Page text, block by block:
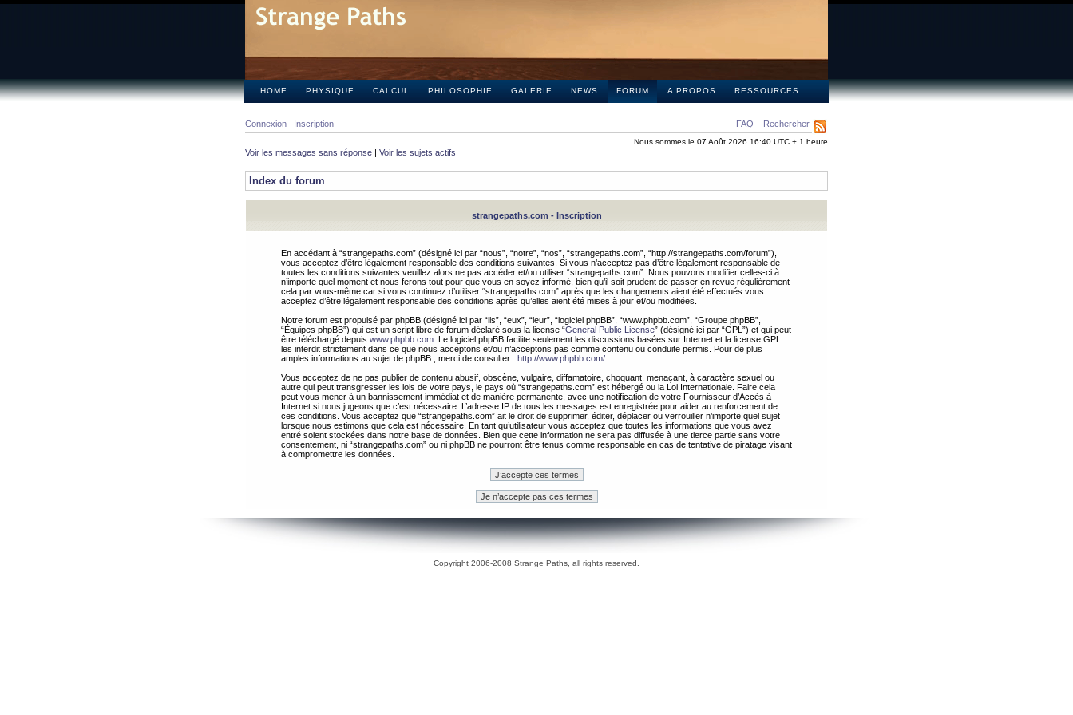
HOME PHYSIQUE CALCUL PHILOSOPHIE GALERIE NEWS FORUM A PROPOS RESSOURCES
FAQ Rechercher
Connexion Inscription
Nous sommes le 07 Août 2026 16:40 UTC + 1 heure
Voir les messages sans réponse | Voir les sujets actifs
Index du forum
strangepaths.com - Inscription
En accédant à “strangepaths.com” (désigné ici par “nous”, “notre”, “nos”, “strangepaths.com”, “http://strangepaths.com/forum”),
vous acceptez d’être légalement responsable des conditions suivantes. Si vous n’acceptez pas d’être légalement responsable de
toutes les conditions suivantes veuillez alors ne pas accéder et/ou utiliser “strangepaths.com”. Nous pouvons modifier celles-ci à
n’importe quel moment et nous ferons tout pour que vous en soyez informé, bien qu’il soit prudent de passer en revue régulièrement
cela par vous-même car si vous continuez d’utiliser “strangepaths.com” après que les changements aient été effectués vous
acceptez d’être légalement responsable des conditions après qu’elles aient été mises à jour et/ou modifiées.
Notre forum est propulsé par phpBB (désigné ici par “ils”, “eux”, “leur”, “logiciel phpBB”, “www.phpbb.com”, “Groupe phpBB”,
“Équipes phpBB”) qui est un script libre de forum déclaré sous la license “General Public License” (désigné ici par “GPL”) et qui peut
être téléchargé depuis www.phpbb.com . Le logiciel phpBB facilite seulement les discussions basées sur Internet et la license GPL
les interdit strictement dans ce que nous acceptons et/ou n’acceptons pas comme contenu ou conduite permis. Pour de plus
amples informations au sujet de phpBB , merci de consulter : http://www.phpbb.com/
Vous acceptez de ne pas publier de contenu abusif, obscène, vulgaire, diffamatoire, choquant, menaçant, à caractère sexuel ou
autre qui peut transgresser les lois de votre pays, le pays où “strangepaths.com” est hébergé ou la Loi Internationale. Faire cela
peut vous mener à un bannissement immédiat et de manière permanente, avec une notification de votre Fournisseur d’Accès à
Internet si nous jugeons que c’est nécessaire. L’adresse IP de tous les messages est enregistrée pour aider au renforcement de
ces conditions. Vous acceptez que “strangepaths.com” ait le droit de supprimer, éditer, déplacer ou verrouiller n’importe quel sujet
lorsque nous estimons que cela est nécessaire. En tant qu’utilisateur vous acceptez que toutes les informations que vous avez
entré soient stockées dans notre base de données. Bien que cette information ne sera pas diffusée à une tierce partie sans votre
consentement, ni “strangepaths.com” ou ni phpBB ne pourront être tenus comme responsable en cas de tentative de piratage visant
à compromettre les données.
Copyright 2006-2008 Strange Paths, all rights reserved.